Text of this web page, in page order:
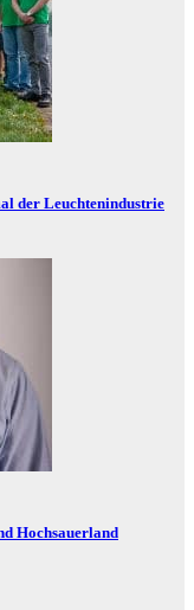
der Leuchtenindustrie
Hochsauerland